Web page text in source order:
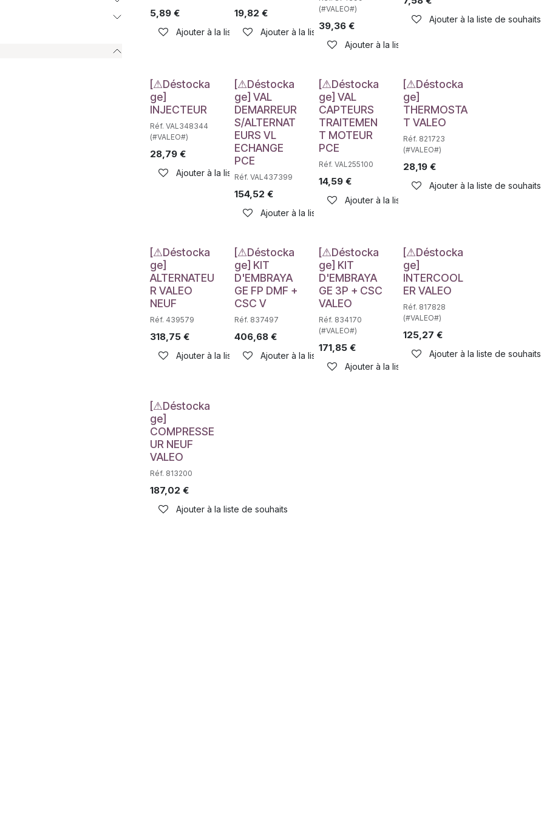
5,89 €
Ajouter à la liste de souhaits
19,82 €
Ajouter à la liste de souhaits
(#VALEO#)
39,36€
Ajouter à la liste de souhaits
Ajouter à la liste de souhaits
Déstockage
[⚠Déstocka
ge]
INJECTEUR
Réf. VAL348344
(#VALEO#)
28,79 €
Ajouter à la liste de souhaits
Déstockage
[⚠Déstocka
ge] VAL
DEMARREUR
S/ALTERNAT
EURS VL
ECHANGE
PCE
Réf. VAL437399
154,52 €
Ajouter à la liste de souhaits
Déstockage
[⚠Déstocka
ge] VAL
CAPTEURS
TRAITEMEN
T MOTEUR
PCE
Réf. VAL255100
14,59€
Ajouter à la liste de souhaits
Déstockage
[⚠Déstocka
ge]
THERMOSTA
T VALEO
Réf. 821723
(#VALEO#)
28,19€
Ajouter à la liste de souhaits
Déstockage
[⚠Déstocka
ge]
ALTERNATEU
R VALEO
NEUF
Réf. 439579
318,75 €
Ajouter à la liste de souhaits
Déstockage
[⚠Déstocka
ge] KIT
D'EMBRAYA
GE FP DMF +
CSC V
Réf. 837497
406,68€
Ajouter à la liste de souhaits
Déstockage
[⚠Déstocka
ge] KIT
D'EMBRAYA
GE 3P + CSC
VALEO
Réf. 834170
(#VALEO#)
171,85€
Ajouter à la liste de souhaits
Déstockage
[⚠Déstocka
ge]
INTERCOOL
ER VALEO
Réf. 817828
(#VALEO#)
125,27 €
Ajouter à la liste de souhaits
Déstockage
[⚠Déstocka
ge]
COMPRESSE
UR NEUF
VALEO
Réf. 813200
187,02 €
Ajouter à la liste de souhaits